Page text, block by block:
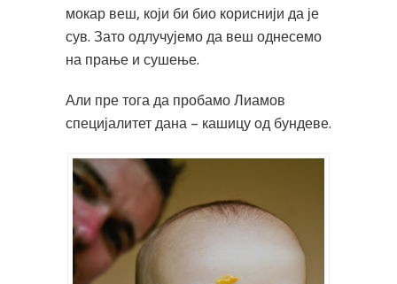
мокар веш, који би био кориснији да је
сув. Зато одлучујемо да веш однесемо
на прање и сушење.
Али пре тога да пробамо Лиамов
специјалитет дана – кашицу од бундеве.